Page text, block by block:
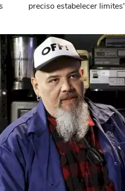
preciso estabelecer limites'